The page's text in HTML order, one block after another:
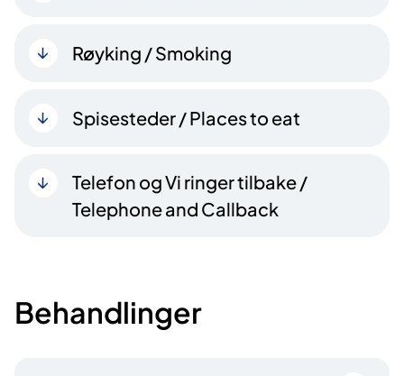
Røyking / Smoking
Spisesteder / Places to eat
Telefon og Vi ringer tilbake /
Telephone and Callback
Behandlinger